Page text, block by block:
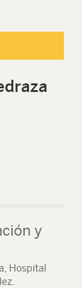
y
Hospital